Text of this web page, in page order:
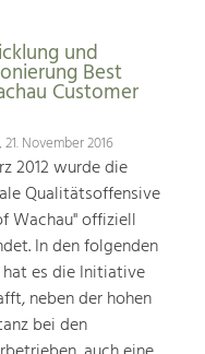
und
Best
Customer
November 2016
2012 wurde die
Qualitätsoffensive
Wachau" offiziell
In den folgenden
hat es die Initiative
neben der hohen
bei den